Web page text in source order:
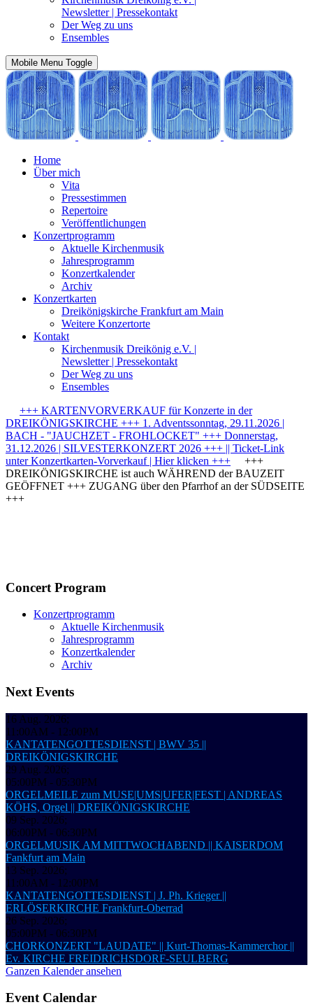
Newsletter | Pressekontakt
Der Weg zu uns
Ensembles
Mobile Menu Toggle
Home
Über mich
Vita
Pressestimmen
Repertoire
Veröffentlichungen
Konzertprogramm
Aktuelle Kirchenmusik
Jahresprogramm
Konzertkalender
Archiv
Konzertkarten
Dreikönigskirche Frankfurt am Main
Weitere Konzertorte
Kontakt
Kirchenmusik Dreikönig e.V. |
Newsletter | Pressekontakt
Der Weg zu uns
Ensembles
+++ KARTENVORVERKAUF für Konzerte in der
DREIKÖNIGSKIRCHE +++ 1. Adventssonntag, 29.11.2026 |
BACH - "JAUCHZET - FROHLOCKET" +++ Donnerstag,
31.12.2026 | SILVESTERKONZERT 2026 +++ || Ticket-Link
unter Konzertkarten-Vorverkauf | Hier klicken +++ +++
DREIKÖNIGSKIRCHE ist auch WÄHREND der BAUZEIT
GEÖFFNET +++ ZUGANG über den Pfarrhof an der SÜDSEITE
+++
Concert Program
Konzertprogramm
Aktuelle Kirchenmusik
Jahresprogramm
Konzertkalender
Archiv
Next Events
16 Aug. 2026;
11:00AM - 12:00PM
KANTATENGOTTESDIENST | BWV 35 ||
DREIKÖNIGSKIRCHE
29 Aug. 2026;
05:00PM - 05:30PM
ORGELMEILE zum MUSE|UMS|UFER|FEST | ANDREAS
KÖHS, Orgel || DREIKÖNIGSKIRCHE
09 Sep. 2026;
06:00PM - 06:30PM
ORGELMUSIK AM MITTWOCHABEND || KAISERDOM
Fankfurt am Main
13 Sep. 2026;
11:00AM - 12:00PM
KANTATENGOTTESDIENST | J. Ph. Krieger ||
ERLÖSERKIRCHE Frankfurt-Oberrad
26 Sep. 2026;
05:00PM - 06:30PM
CHORKONZERT "LAUDATE" || Kurt-Thomas-Kammerchor ||
Ev. KIRCHE FREIDRICHSDORF-SEULBERG
Ganzen Kalender ansehen
Event Calendar